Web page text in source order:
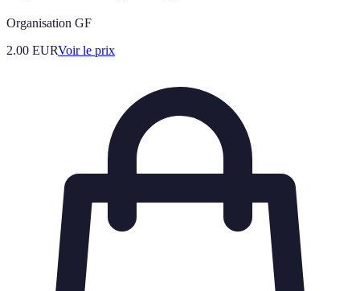
Organisation GF
2.00 EURVoir le prix